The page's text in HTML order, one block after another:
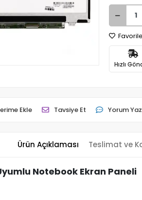
Hızlı
Ekle Tavsiye Et Yorum Yaz
Ürün Açıklaması Teslimat ve
Notebook Ekran Paneli